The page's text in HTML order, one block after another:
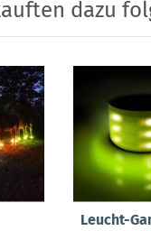
dazu
Leucht-